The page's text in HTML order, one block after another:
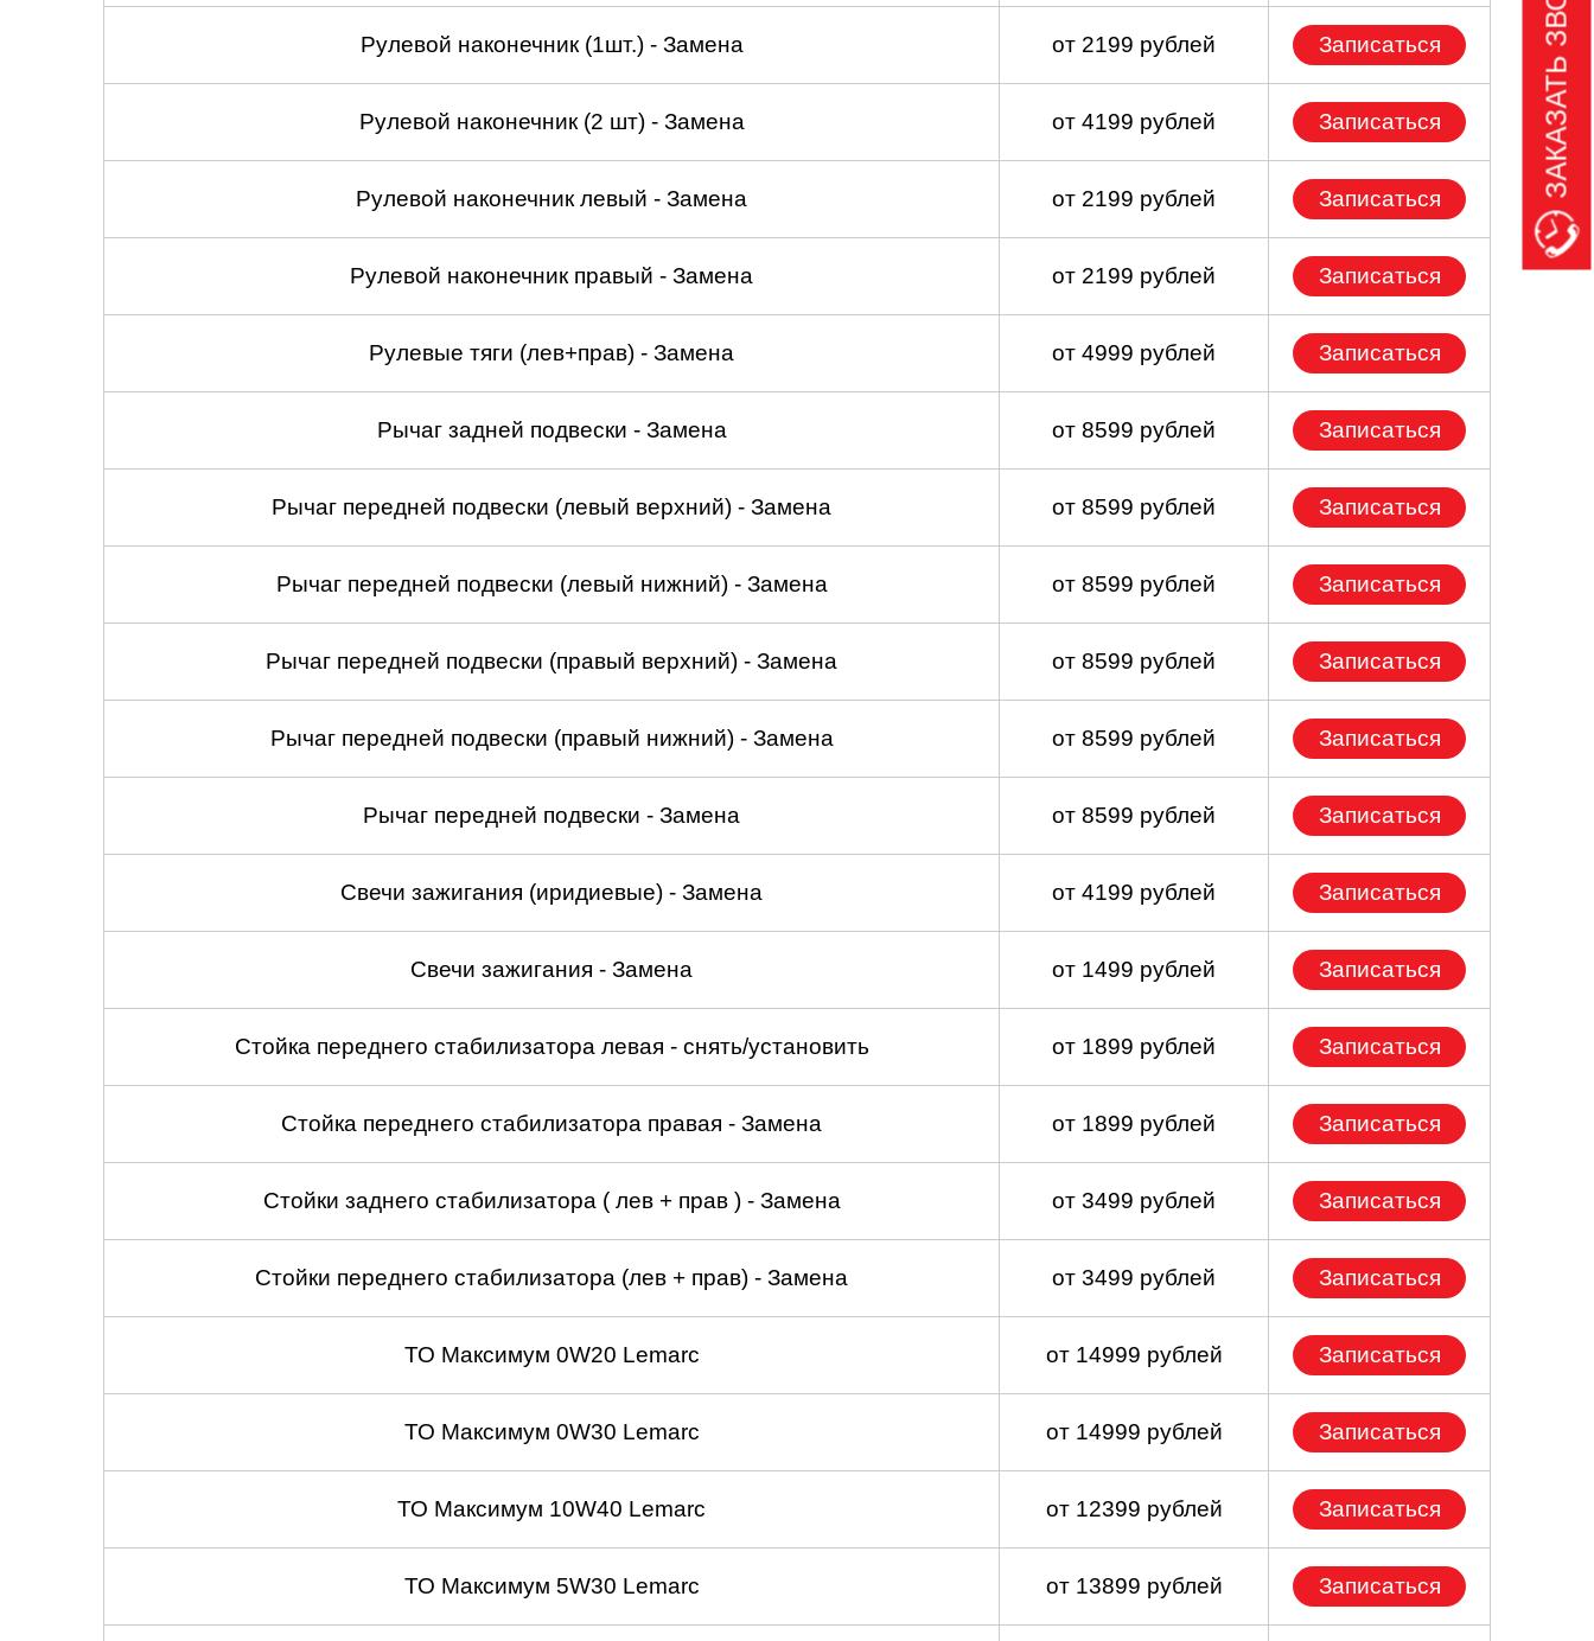
Рулевой наконечник (1шт.) - Замена от 2199 рублей Записаться
Рулевой наконечник (2 шт) - Замена от 4199 рублей Записаться
Рулевой наконечник левый - Замена от 2199 рублей Записаться
Рулевой наконечник правый - Замена от 2199 рублей Записаться
Рулевые тяги (лев+прав) - Замена от 4999 рублей Записаться
Рычаг задней подвески - Замена от 8599 рублей Записаться
Рычаг передней подвески (левый верхний) - Замена от 8599 рублей Записаться
Рычаг передней подвески (левый нижний) - Замена от 8599 рублей Записаться
Рычаг передней подвески (правый верхний) - Замена от 8599 рублей Записаться
Рычаг передней подвески (правый нижний) - Замена от 8599 рублей Записаться
Рычаг передней подвески - Замена от 8599 рублей Записаться
Свечи зажигания (иридиевые) - Замена от 4199 рублей Записаться
Свечи зажигания - Замена от 1499 рублей Записаться
Стойка переднего стабилизатора левая - снять/установить от 1899 рублей Записаться
Стойка переднего стабилизатора правая - Замена от 1899 рублей Записаться
Стойки заднего стабилизатора ( лев + прав ) - Замена от 3499 рублей Записаться
Стойки переднего стабилизатора (лев + прав) - Замена от 3499 рублей Записаться
ТО Максимум 0W20 Lemarc от 14999 рублей Записаться
ТО Максимум 0W30 Lemarc от 14999 рублей Записаться
ТО Максимум 10W40 Lemarc от 12399 рублей Записаться
ТО Максимум 5W30 Lemarc от 13899 рублей Записаться
ЗАКАЗАТЬ ЗВОНОК